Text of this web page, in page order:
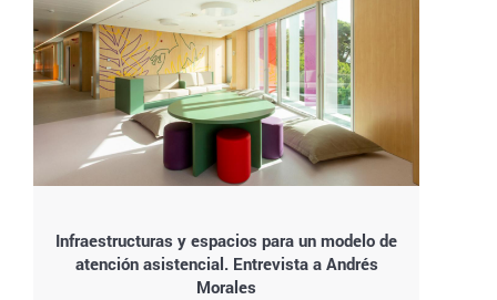
Infraestructuras y espacios para un modelo de
atención asistencial. Entrevista a Andrés
Morales